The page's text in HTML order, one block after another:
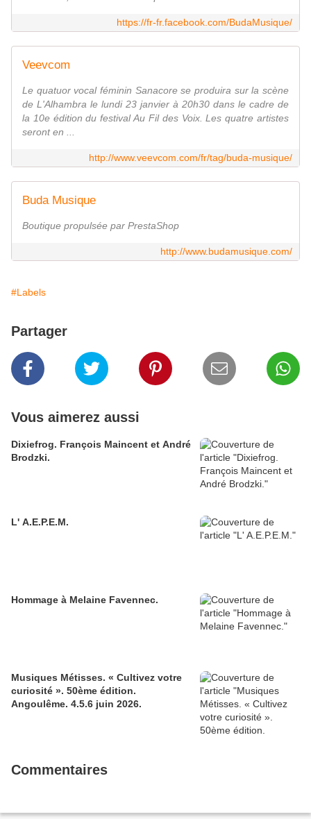
https://fr-fr.facebook.com/BudaMusique/
Veevcom
Le quatuor vocal féminin Sanacore se produira sur la scène
de L'Alhambra le lundi 23 janvier à 20h30 dans le cadre de
la 10e édition du festival Au Fil des Voix. Les quatre artistes
seront en ...
http://www.veevcom.com/fr/tag/buda-musique/
Buda Musique
Boutique propulsée par PrestaShop
http://www.budamusique.com/
#Labels
Partager
Vous aimerez aussi
Dixiefrog. François Maincent et André
Brodzki.
L' A.E.P.E.M.
Hommage à Melaine Favennec.
Musiques Métisses. « Cultivez votre
curiosité ». 50ème édition.
Angoulême. 4.5.6 juin 2026.
Commentaires